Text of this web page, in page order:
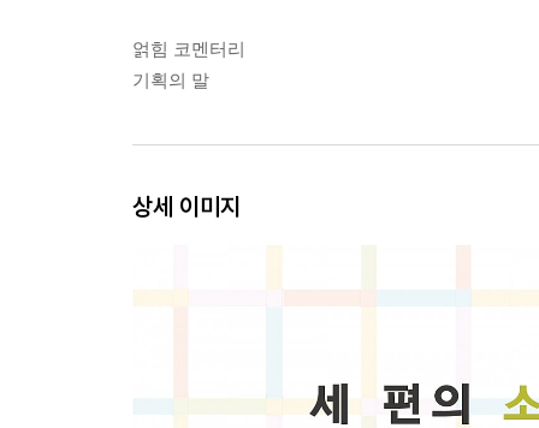
얽힘 코멘터리
기획의 말
상세 이미지